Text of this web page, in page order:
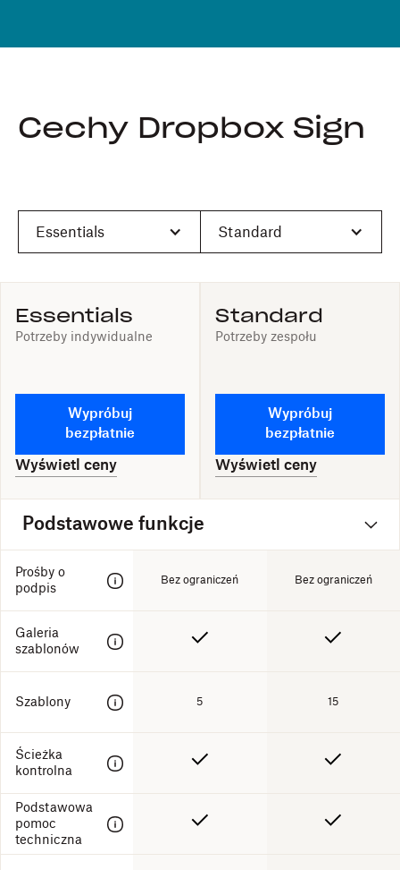
Cechy Dropbox Sign
Essentials Standard
Essentials
Potrzeby indywidualne
Wypróbuj
bezpłatnie
Wyświetl ceny
Standard
Potrzeby zespołu
Wypróbuj
bezpłatnie
Wyświetl ceny
Podstawowe funkcje
Prośby o
podpis
Galeria
szablonów
Szablony
Ścieżka
kontrolna
Podstawowa
pomoc
techniczna
Bez ograniczeń
5
Bez ograniczeń
15